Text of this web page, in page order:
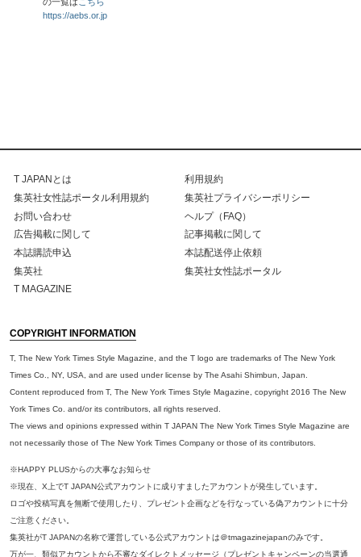
https://aebs.or.jp
T JAPANとは
利用規約
集英社女性誌ポータル利用規約
集英社プライバシーポリシー
お問い合わせ
ヘルプ（FAQ）
広告掲載に関して
記事掲載に関して
本誌購読申込
本誌配送停止依頼
集英社
集英社女性誌ポータル
T MAGAZINE
COPYRIGHT INFORMATION
T, The New York Times Style Magazine, and the T logo are trademarks of The New York
Times Co., NY, USA, and are used under license by The Asahi Shimbun, Japan.
Content reproduced from T, The New York Times Style Magazine, copyright 2016 The New
York Times Co. and/or its contributors, all rights reserved.
The views and opinions expressed within T JAPAN The New York Times Style Magazine are
not necessarily those of The New York Times Company or those of its contributors.
※HAPPY PLUSからの大事なお知らせ
※現在、X上でT JAPAN公式アカウントに成りすましたアカウントが発生しています。
ロゴや投稿写真を無断で使用したり、プレゼント企画などを行なっている偽アカウントに十分
ご注意ください。
集英社がT JAPANの名称で運営している公式アカウントは＠tmagazinejapanのみです。
万が一、類似アカウントから不審なダイレクトメッセージ（プレゼントキャンペーンの当選通